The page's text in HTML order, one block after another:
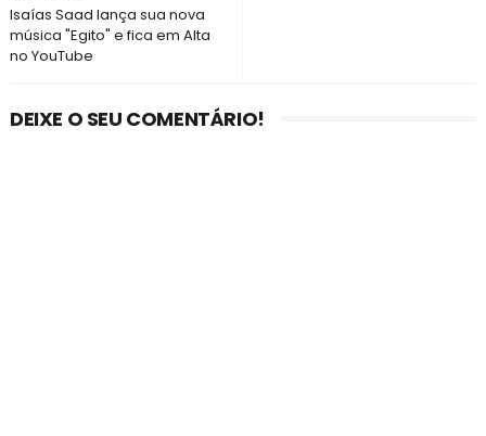
Isaías Saad lança sua nova
música "Egito" e fica em Alta
no YouTube
DEIXE O SEU COMENTÁRIO!